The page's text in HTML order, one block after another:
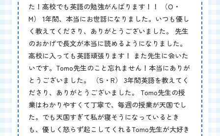
た！高校でも英語の勉強がんばります！！ （O・
M） 1年間、本当にお世話になりました。いつも優し
く教えてくださり、ありがとうございました。 先生
のおかげで長文が本当に読めるようになりました。
高校に入っても英語頑張ります！ また先生に会いた
いです。Tomo先生のこと忘れません！本当にありが
とうございました。 （S・R） 3年間英語を教えてく
ださり、ありがとうございました。 Tomo先生の授
業はわかりやすくて丁寧で、毎週の授業が天国でし
た。でも天国すぎて私が寝そうになっているとき
も、優しく怒らず起こしてくれるTomo先生が大好き